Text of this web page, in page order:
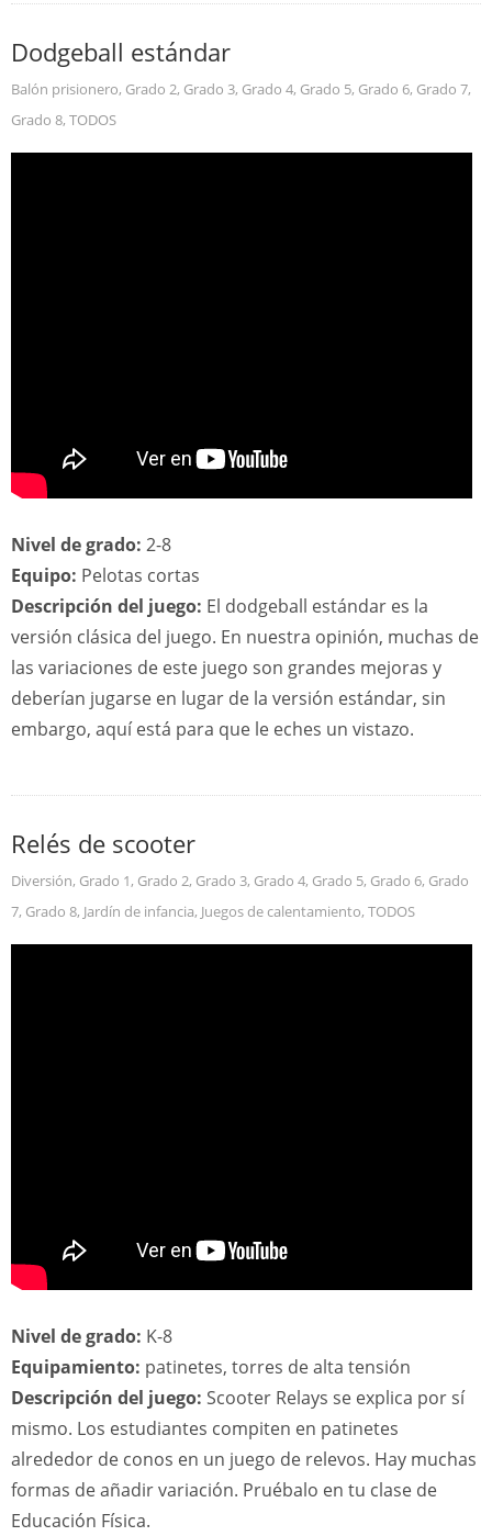
Dodgeball estándar
Balón prisionero, Grado 2, Grado 3, Grado 4, Grado 5, Grado 6, Grado 7,
Grado 8, TODOS
Nivel de grado: 2-8
Equipo: Pelotas cortas
Descripción del juego: El dodgeball estándar es la
versión clásica del juego. En nuestra opinión, muchas de
las variaciones de este juego son grandes mejoras y
deberían jugarse en lugar de la versión estándar, sin
embargo, aquí está para que le eches un vistazo.
Relés de scooter
Diversión, Grado 1, Grado 2, Grado 3, Grado 4, Grado 5, Grado 6, Grado
7, Grado 8, Jardín de infancia, Juegos de calentamiento, TODOS
Nivel de grado: K-8
Equipamiento: patinetes, torres de alta tensión
Descripción del juego: Scooter Relays se explica por sí
mismo. Los estudiantes compiten en patinetes
alrededor de conos en un juego de relevos. Hay muchas
formas de añadir variación. Pruébalo en tu clase de
Educación Física.